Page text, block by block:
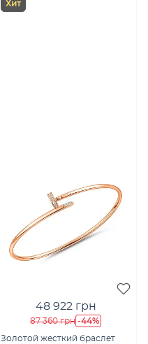
Хит
48 922 грн
87 360 грн -44%
Золотой жесткий браслет